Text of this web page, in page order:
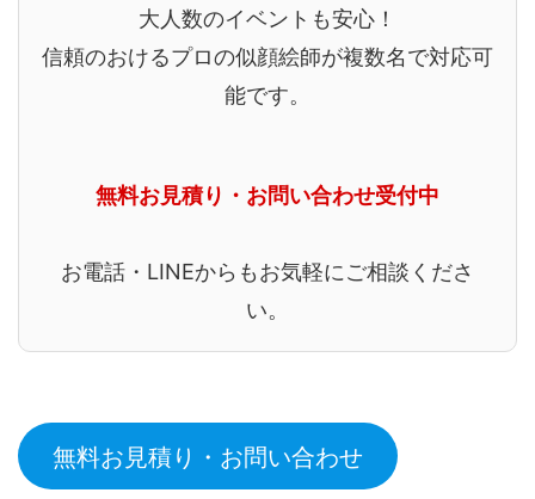
大人数のイベントも安心！
信頼のおけるプロの似顔絵師が複数名で対応可
能です。
無料お見積り・お問い合わせ受付中
お電話・LINEからもお気軽にご相談くださ
い。
無料お見積り・お問い合わせ